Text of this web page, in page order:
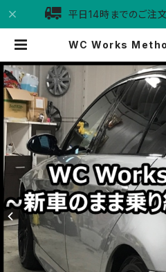
平日14時までのご注
WC Works Method ～新車の
ore